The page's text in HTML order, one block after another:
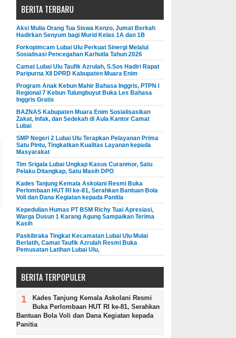
BERITA TERBARU
Aksi Mulia Orang Tua Siswa Kenzo, Jumat Berkah
Hadirkan Senyum bagi Murid Kelas 1A dan 1B
Forkopimcam Lubai Ulu Perkuat Sinergi Melalui
Sosialisasi Pencegahan Karhutla Tahun 2026
Camat Lubai Ulu Taufik Azrulah, S.Sos Hadiri Rapat
Paripurna XII DPRD Kabupaten Muara Enim
Program Anak Kebun Mahir Bahasa Inggris, PTPN I
Regional 7 Kebun Tulungbuyut Buka Les Bahasa
Inggris Gratis
BAZNAS Kabupaten Muara Enim Sosialisasikan
Zakat, Infak, dan Sedekah di Aula Kantor Camat
Lubai
SMP Negeri 2 Lubai Ulu Terapkan Pelayanan Prima
Satu Pintu, Tingkatkan Kualitas Layanan kepada
Masyarakat
Tim Srigala Lubai Ungkap Kasus Curanmor, Satu
Pelaku Ditangkap, Satu Masih DPO
Kades Tanjung Kemala Askolani Resmi Buka
Perlombaan HUT RI ke-81, Serahkan Bantuan Bola
Voli dan Dana Kegiatan kepada Panitia
Kepedulian Humas PT BSM Richy Tuai Apresiasi,
Warga Dusun 1 Karang Agung Sampaikan Terima
Kasih
Paskibraka Tingkat Kecamatan Lubai Ulu Mulai
Berlatih, Camat Taufik Azrulah Resmi Buka
Pemusatan Latihan Lubai Ulu,
BERITA TERPOPULER
Kades Tanjung Kemala Askolani Resmi
Buka Perlombaan HUT RI ke-81, Serahkan
Bantuan Bola Voli dan Dana Kegiatan kepada
Panitia